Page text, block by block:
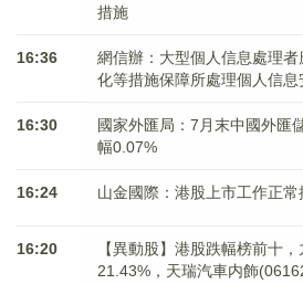
措施
16:36
網信辦：大型個人信息處理
化等措施保障所處理個人信息
16:30
國家外匯局：7月末中國外匯
幅0.07%
16:24 山金國際：港股上市工作正常
16:20
【異動股】港股跌幅榜前十
21.43%，天瑞汽車内飾